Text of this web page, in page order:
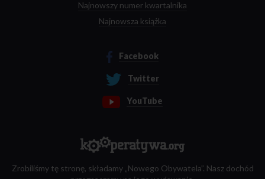
Najnowszy numer kwartalnika
Najnowsza książka
Facebook
Twitter
YouTube
Zrobiliśmy tę stronę, składamy „Nowego Obywatela”. Nasz dochód